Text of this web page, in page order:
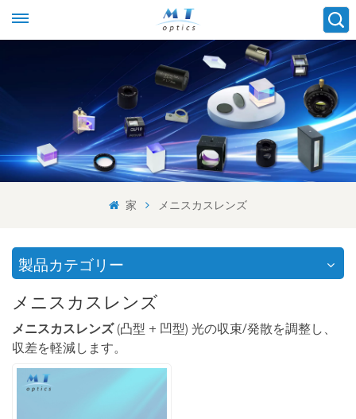
家 メニスカスレンズ
製品カテゴリー
メニスカスレンズ
メニスカスレンズ(凸型 + 凹型) 光の収束/発散を調整し、
収差を軽減します。